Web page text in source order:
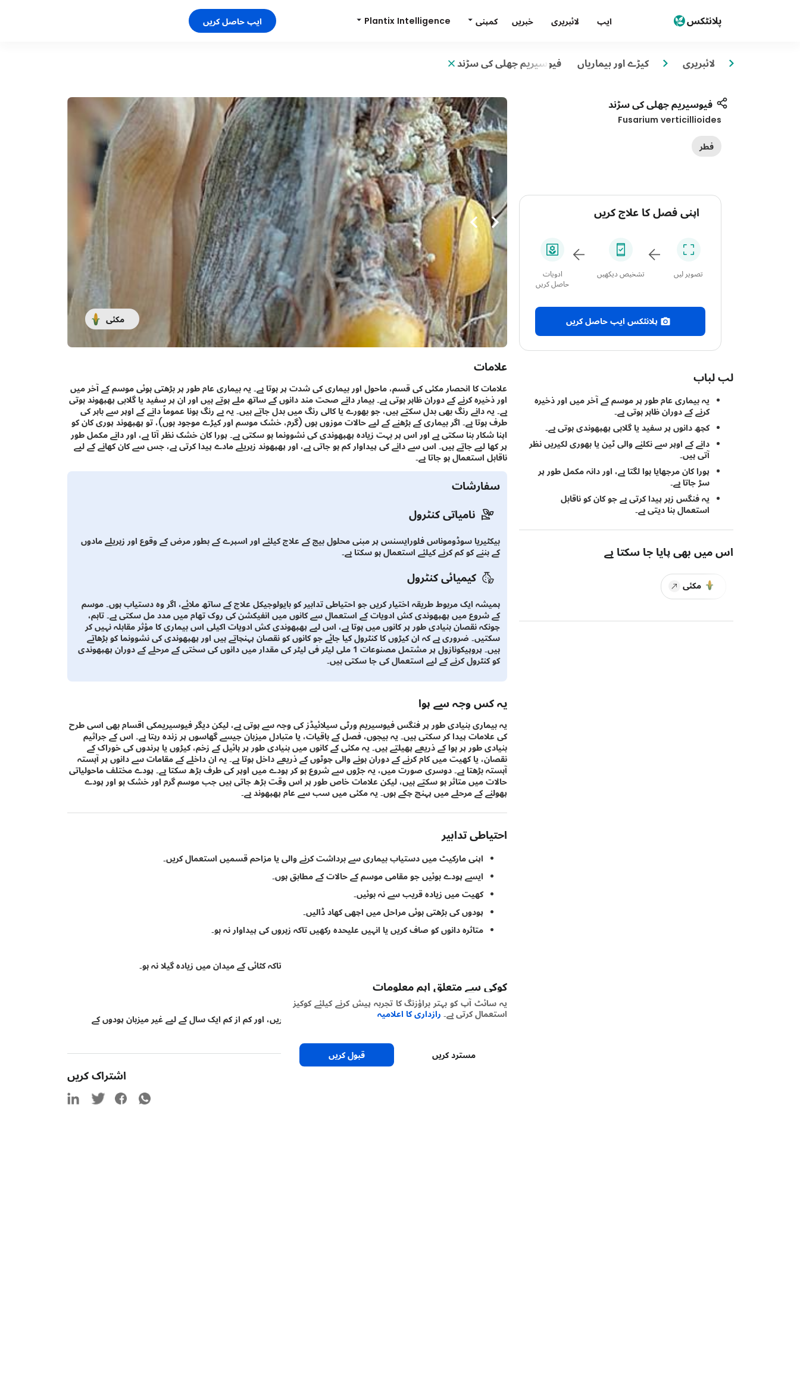
ایپ لائبریری خبریں کمپنی Plantix Intelligence ایپ حاصل کریں
لائبریری کیڑے اور بیماریاں فیوسیریم چھلی کی سڑند
فیوسیریم چھلی کی سڑند
Fusarium verticillioides
فطر
اپنی فصل کا علاج کریں
تصویر لیں تشخیص دیکھیں
ادویات
حاصل کریں
پلانٹکس ایپ حاصل کریں
لب لباب
یہ بیماری عام طور پر موسم کے آخر میں اور ذخیرہ
کرنے کے دوران ظاہر ہوتی ہے۔
کچھ دانوں پر سفید یا گلابی پھپھوندی ہوتی ہے۔
دانے کے اوپر سے نکلنے والی ٹین یا بھوری لکیریں نظر
آتی ہیں۔
پورا کان مرجھایا ہوا لگتا ہے، اور دانہ مکمل طور پر
سڑ جاتا ہے۔
یہ فنگس زہر پیدا کرتی ہے جو کان کو ناقابل
استعمال بنا دیتی ہے۔
اس میں بھی پایا جا سکتا ہے
مکئی
مکئی
علامات
علامات کا انحصار مکئی کی قسم، ماحول اور بیماری کی شدت پر ہوتا ہے۔ یہ بیماری عام طور پر بڑھتی ہوئی موسم کے آخر میں
اور ذخیرہ کرنے کے دوران ظاہر ہوتی ہے۔ بیمار دانے صحت مند دانوں کے ساتھ ملے ہوتے ہیں اور ان پر سفید یا گلابی پھپھوند ہوتی
ہے۔ یہ دانے رنگ بھی بدل سکتے ہیں، جو بھورے یا کالی رنگ میں بدل جاتے ہیں۔ یہ بے رنگ ہونا عموماً دانے کے اوپر سے باہر کی
طرف ہوتا ہے۔ اگر بیماری کے بڑھنے کے لیے حالات موزوں ہوں (گرم، خشک موسم اور کیڑے موجود ہوں)، تو پھپھوند پوری کان کو
اپنا شکار بنا سکتی ہے اور اس پر بہت زیادہ پھپھوندی کی نشوونما ہو سکتی ہے۔ پورا کان خشک نظر آتا ہے، اور دانے مکمل طور
پر کھا لیے جاتے ہیں۔ اس سے دانے کی پیداوار کم ہو جاتی ہے، اور پھپھوند زہریلے مادے پیدا کرتی ہے، جس سے کان کھانے کے لیے
ناقابل استعمال ہو جاتا ہے۔
سفارشات
نامیاتی کنٹرول
بیکٹیریا سوڈوموناس فلورایسنس پر مبنی محلول بیج کے علاج کیلئے اور اسپرے کے بطور مرض کے وقوع اور زہریلے مادوں
کے بننے کو کم کرنے کیلئے استعمال ہو سکتا ہے۔
کیمیائی کنٹرول
ہمیشہ ایک مربوط طریقہ اختیار کریں جو احتیاطی تدابیر کو بایولوجیکل علاج کے ساتھ ملائے، اگر وہ دستیاب ہوں۔ موسم
کے شروع میں پھپھوندی کش ادویات کے استعمال سے کانوں میں انفیکشن کی روک تھام میں مدد مل سکتی ہے۔ تاہم،
چونکہ نقصان بنیادی طور پر کانوں میں ہوتا ہے، اس لیے پھپھوندی کش ادویات اکیلی اس بیماری کا مؤثر مقابلہ نہیں کر
سکتیں۔ ضروری ہے کہ ان کیڑوں کا کنٹرول کیا جائے جو کانوں کو نقصان پہنچاتے ہیں اور پھپھوندی کی نشوونما کو بڑھاتے
ہیں۔ پروپیکونازول پر مشتمل مصنوعات 1 ملی لیٹر فی لیٹر کی مقدار میں دانوں کی سختی کے مرحلے کے دوران پھپھوندی
کو کنٹرول کرنے کے لیے استعمال کی جا سکتی ہیں۔
یہ کس وجہ سے ہوا
یہ بیماری بنیادی طور پر فنگس فیوسیریم ورٹی سیلائیڈز کی وجہ سے ہوتی ہے، لیکن دیگر فیوسیریمکی اقسام بھی اسی طرح
کی علامات پیدا کر سکتی ہیں۔ یہ بیجوں، فصل کے باقیات، یا متبادل میزبان جیسے گھاسوں پر زندہ رہتا ہے۔ اس کے جراثیم
بنیادی طور پر ہوا کے ذریعے پھیلتے ہیں۔ یہ مکئی کے کانوں میں بنیادی طور پر ہائیل کے زخم، کیڑوں یا پرندوں کی خوراک کے
نقصان، یا کھیت میں کام کرنے کے دوران ہونے والی چوٹوں کے ذریعے داخل ہوتا ہے۔ یہ ان داخلے کے مقامات سے دانوں پر آہستہ
آہستہ بڑھتا ہے۔ دوسری صورت میں، یہ جڑوں سے شروع ہو کر پودے میں اوپر کی طرف بڑھ سکتا ہے۔ پودے مختلف ماحولیاتی
حالات میں متاثر ہو سکتے ہیں، لیکن علامات خاص طور پر اس وقت بڑھ جاتی ہیں جب موسم گرم اور خشک ہو اور پودے
پھولنے کے مرحلے میں پہنچ چکے ہوں۔ یہ مکئی میں سب سے عام پھپھوند ہے۔
احتیاطی تدابیر
اپنی مارکیٹ میں دستیاب بیماری سے برداشت کرنے والی یا مزاحم قسمیں استعمال کریں۔
ایسے پودے بوئیں جو مقامی موسم کے حالات کے مطابق ہوں۔
کھیت میں زیادہ قریب سے نہ بوئیں۔
پودوں کی بڑھتی ہوئی مراحل میں اچھی کھاد ڈالیں۔
متاثرہ دانوں کو صاف کریں یا انہیں علیحدہ رکھیں تاکہ زہروں کی پیداوار نہ ہو۔
فصل کی کٹائی سے پہلے موسم کی پیش گوئی کو دیکھیں تاکہ کٹائی کے میدان میں زیادہ گیلا نہ ہو۔
کٹائی کے دوران کاندے کو نقصان نہ پہنچانے کا خیال رکھیں۔
دانوں کو کم نمی اور کم درجہ حرارت میں ذخیرہ کریں۔
فصل کی کٹائی کے بعد، فصل کے باقیات کو جوت کر دفن کریں، اور کم از کم ایک سال کے لیے غیر میزبان پودوں کے
اشتراک کریں
کوکی سے متعلق اہم معلومات
یہ سائٹ آپ کو بہتر براؤزنگ کا تجربہ پیش کرنے کیلئے کوکیز
استعمال کرتی ہے۔ رازداری کا اعلامیہ
مسترد کریں قبول کریں